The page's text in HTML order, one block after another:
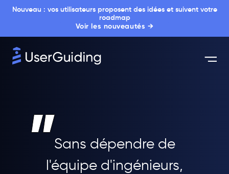
Nouveau : vos utilisateurs proposent des idées et suivent votre
roadmap
Voir les nouveautés →
Sans dépendre de
l'équipe d'ingénieurs,